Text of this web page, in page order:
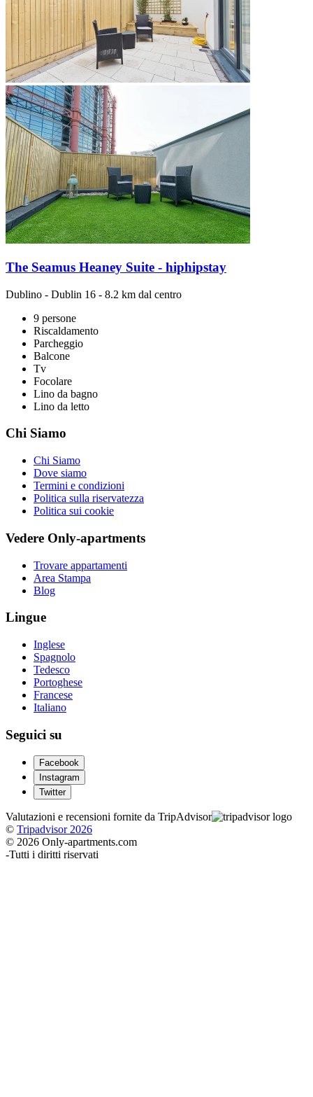
The Seamus Heaney Suite - hiphipstay
Dublino - Dublin 16 - 8.2 km dal centro
9 persone
Riscaldamento
Parcheggio
Balcone
Tv
Focolare
Lino da bagno
Lino da letto
Chi Siamo
Chi Siamo
Dove siamo
Termini e condizioni
Politica sulla riservatezza
Politica sui cookie
Vedere Only-apartments
Trovare appartamenti
Area Stampa
Blog
Lingue
Inglese
Spagnolo
Tedesco
Portoghese
Francese
Italiano
Seguici su
Facebook
Instagram
Twitter
Valutazioni e recensioni fornite da TripAdvisor
© Tripadvisor 2026
© 2026 Only-apartments.com
-Tutti i diritti riservati